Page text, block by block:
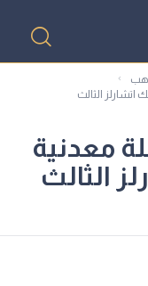
الثالث
معدنية
الثالث